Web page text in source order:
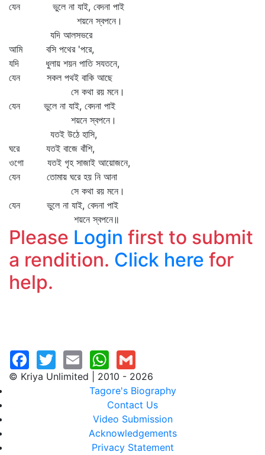
যেন ভুলে না যাই, বেদনা পাই
শয়নে স্বপনে।
যদি আলসভরে
আমি বসি পথের 'পরে,
যদি ধুলায় শয়ন পাতি সযতনে,
যেন সকল পথই বাকি আছে
সে কথা রয় মনে।
যেন ভুলে না যাই, বেদনা পাই
শয়নে স্বপনে।
যতই উঠে হাসি,
ঘরে যতই বাজে বাঁশি,
ওগো যতই গৃহ সাজাই আয়োজনে,
যেন তোমায় ঘরে হয় নি আনা
সে কথা রয় মনে।
যেন ভুলে না যাই, বেদনা পাই
শয়নে স্বপনে॥
Please Login first to submit
a rendition. Click here for
help.
© Kriya Unlimited | 2010 - 2026
Tagore's Biography
Contact Us
Video Submission
Acknowledgements
Privacy Statement